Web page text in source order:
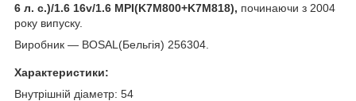
6 л. с.)/1.6 16v/1.6 MPI(K7M800+K7M818), починаючи з 2004
року випуску.
Виробник ― BOSAL(Бельгія) 256304.
Характеристики:
Внутрішній діаметр: 54